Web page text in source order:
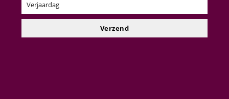
Verjaardag
Verjaardag
Verzend